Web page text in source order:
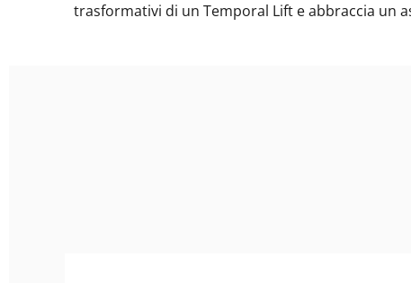
trasformativi di un Temporal Lift e abbraccia un